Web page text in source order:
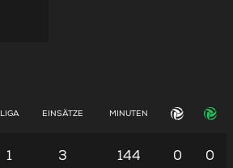
LIGA EINSÄTZE MINUTEN
1 3 144 0 0